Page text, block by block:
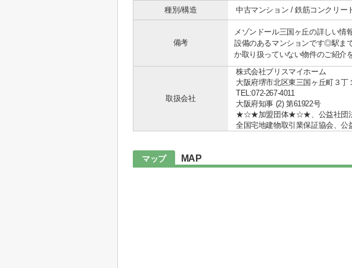
種別/構造 中古マンション / 鉄筋コンクリー
備考
メゾンドール三国ヶ丘の詳しい
設備のあるマンションです◎駅ま
か取り扱っていない物件のご紹介
取扱会社
株式会社ブリスマイホーム
大阪府堺市北区東三国ヶ丘町３丁
TEL:072-267-4011
大阪府知事 (2) 第61922号
★☆★加盟団体★☆★、公益社団法
全国宅地建物取引業保証協会、
マップ MAP